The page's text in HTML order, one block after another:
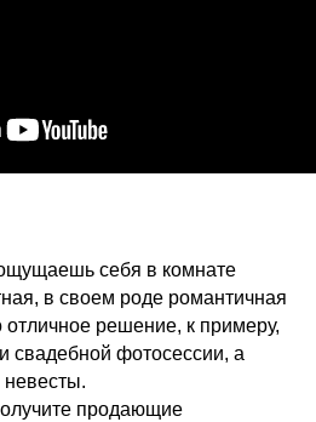
себя в комнате
в своем роде романтичная
решение, к примеру,
свадебной фотосессии, а
невесты.
продающие